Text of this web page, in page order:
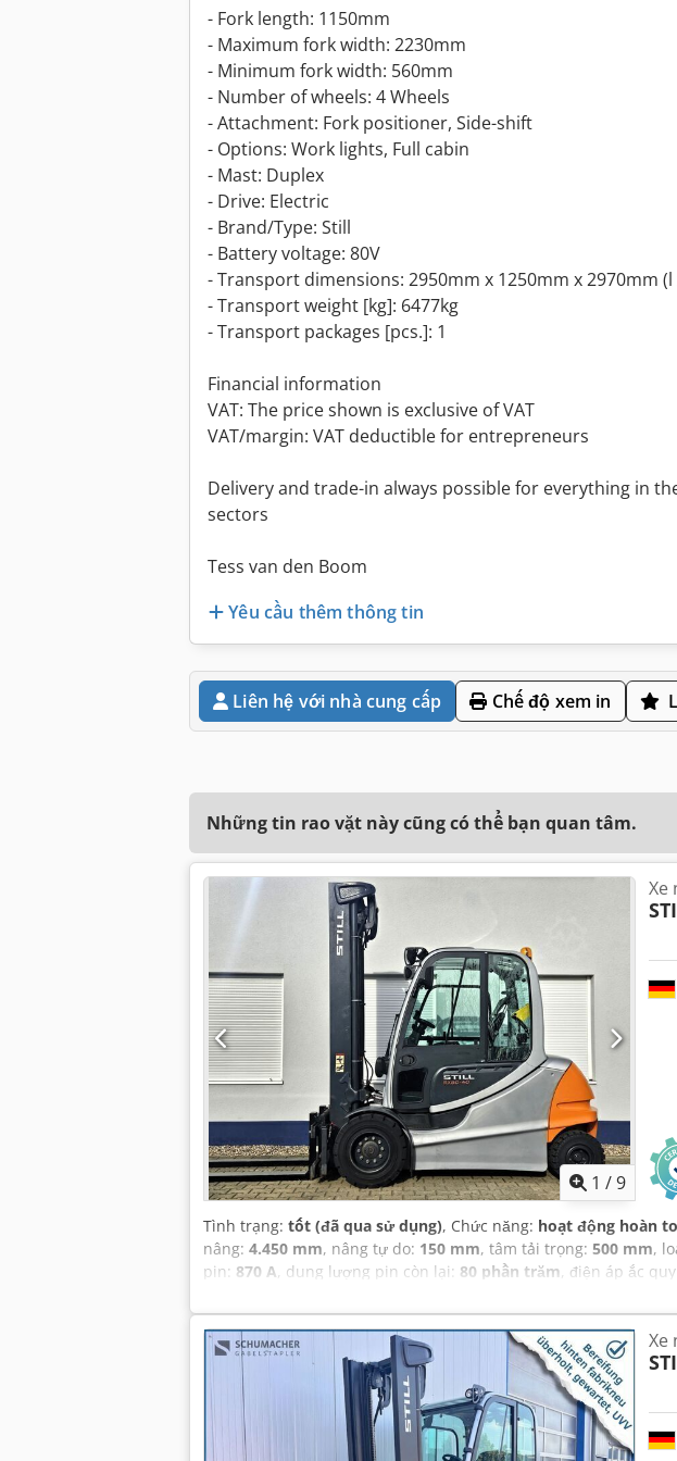
- Fork length: 1150mm
- Maximum fork width: 2230mm
- Minimum fork width: 560mm
- Number of wheels: 4 Wheels
- Attachment: Fork positioner, Side-shift
- Options: Work lights, Full cabin
- Mast: Duplex
- Drive: Electric
- Brand/Type: Still
- Battery voltage: 80V
- Transport dimensions: 2950mm x 1250mm x 2970mm (l
- Transport weight [kg]: 6477kg
- Transport packages [pcs.]: 1
Financial information
VAT: The price shown is exclusive of VAT
VAT/margin: VAT deductible for entrepreneurs
Delivery and trade-in always possible for everything in
sectors
Tess van den Boom
Yêu cầu thêm thông tin
Liên hệ với nhà cung cấp Chế độ xem in
Những tin rao vặt này cũng có thể bạn quan tâm.
1 /9
Xe
Tình trạng: tốt (đã qua sử dụng), Chức năng: hoạt động hoàn
nâng: 4.450 mm, nâng tự do: 150 mm, tâm tải trọng: 500 mm,
pin: 870 A, dung lượng pin còn lại: 80 phần trăm, điện áp ắc
Dấu CE, Kiểm tra an toàn
Xe